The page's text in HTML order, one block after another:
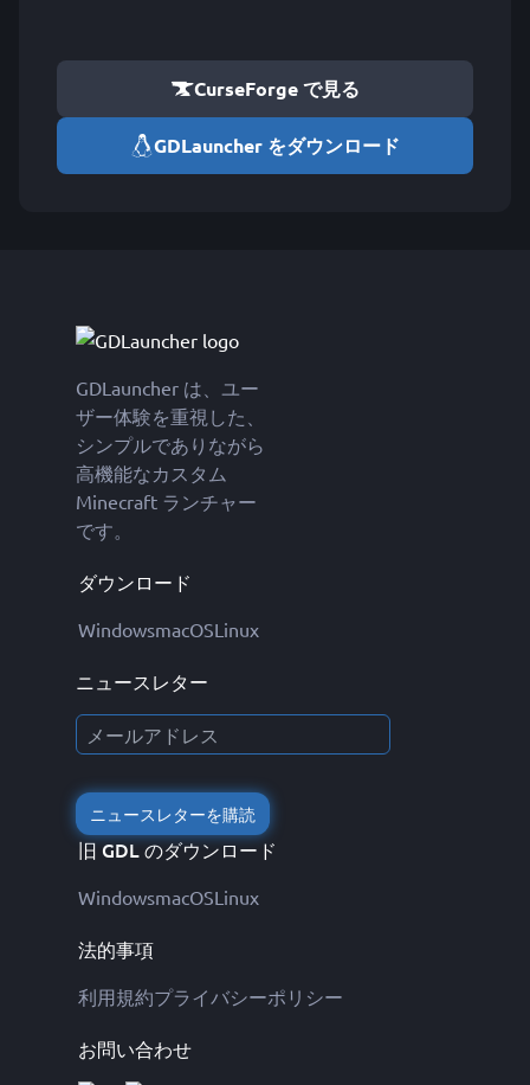
CurseForge で見る
GDLauncher をダウンロード
GDLauncher は、ユー
ザー体験を重視した、
シンプルでありながら
高機能なカスタム
Minecraft ランチャー
です。
ダウンロード
WindowsmacOSLinux
ニュースレター
ニュースレターを購読
旧 GDL のダウンロード
WindowsmacOSLinux
法的事項
利用規約プライバシーポリシー
お問い合わせ